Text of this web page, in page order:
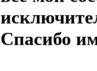
Спасибо